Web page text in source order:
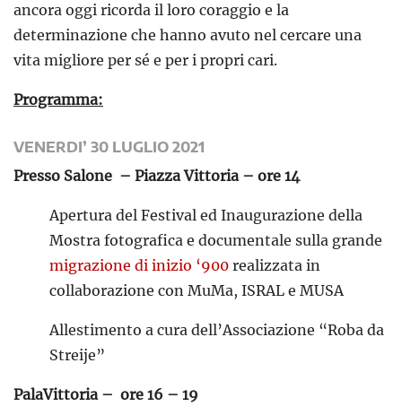
ancora oggi ricorda il loro coraggio e la
determinazione che hanno avuto nel cercare una
vita migliore per sé e per i propri cari.
Programma:
VENERDI’ 30 LUGLIO 2021
Presso Salone – Piazza Vittoria – ore 14
Apertura del Festival ed Inaugurazione della
Mostra fotografica e documentale sulla grande
migrazione di inizio ‘900 realizzata in
collaborazione con MuMa, ISRAL e MUSA
Allestimento a cura dell’Associazione “Roba da
Streije”
PalaVittoria – ore 16 – 19